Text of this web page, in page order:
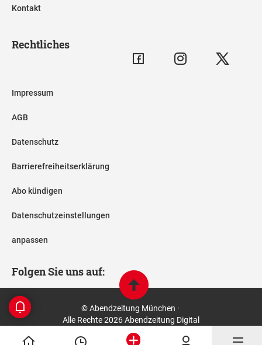
Kontakt
Rechtliches
Impressum
AGB
Datenschutz
Barrierefreiheitserklärung
Abo kündigen
Datenschutzeinstellungen
anpassen
Folgen Sie uns auf:
© Abendzeitung München ·
Alle Rechte 2026 Abendzeitung Digital